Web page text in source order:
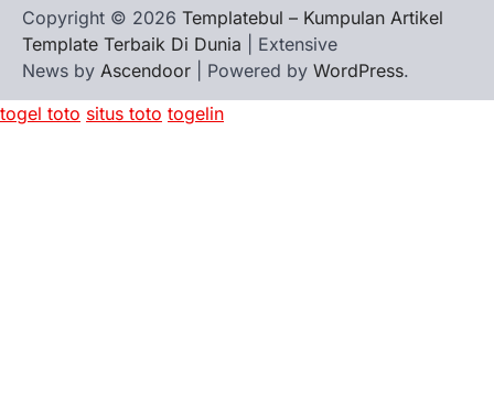
Copyright © 2026 Templatebul – Kumpulan Artikel
Template Terbaik Di Dunia | Extensive
News by Ascendoor | Powered by WordPress.
togel toto situs toto togelin